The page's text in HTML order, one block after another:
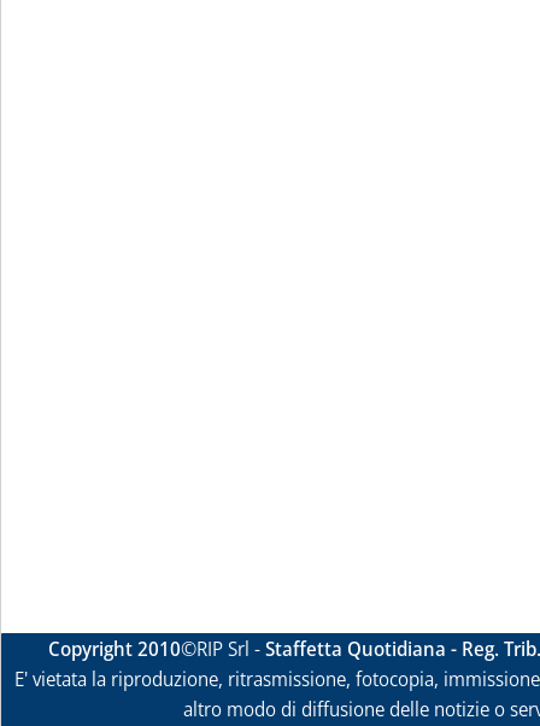
Copyright 2010©RIP Srl -Staffetta Quotidiana - Reg.
E' vietata la riproduzione, ritrasmissione, fotocopia,
altro modo di diffusione delle notizie o